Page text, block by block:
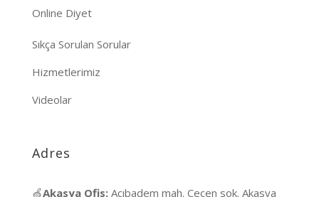
Online Diyet
Sıkça Sorulan Sorular
Hizmetlerimiz
Videolar
Adres
🍏Akasya Ofis: Acıbadem mah. Çeçen sok. Akasya